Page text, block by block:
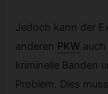
Jedoch kann der
anderen PKW
kriminelle Banden
Problem. Dies